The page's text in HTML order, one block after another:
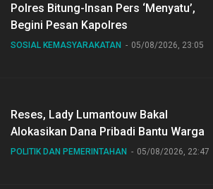
Polres Bitung-Insan Pers ‘Menyatu’,
Begini Pesan Kapolres
SOSIAL KEMASYARAKATAN 05/08/2026, 23:05
Reses, Lady Lumantouw Bakal
Alokasikan Dana Pribadi Bantu Warga
POLITIK DAN PEMERINTAHAN 05/08/2026, 22:47